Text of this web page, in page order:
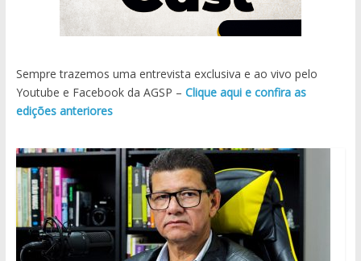
Sempre trazemos uma entrevista exclusiva e ao vivo pelo
Youtube e Facebook da AGSP – Clique aqui e confira as
edições anteriores